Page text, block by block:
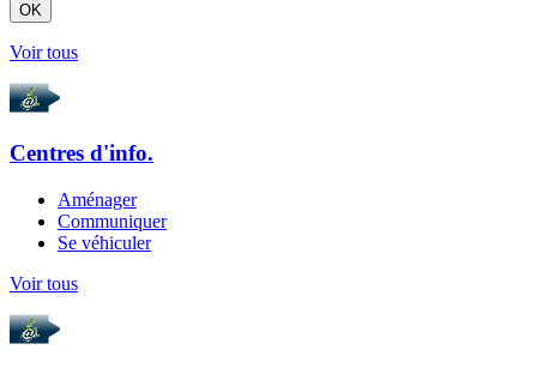
OK
Voir tous
Centres d'info.
Aménager
Communiquer
Se véhiculer
Voir tous